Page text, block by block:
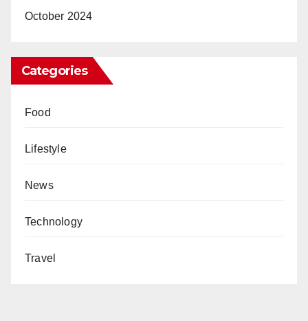
October 2024
Categories
Food
Lifestyle
News
Technology
Travel